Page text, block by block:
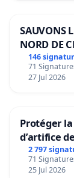
SAUVONS
NORD DE
146
71
27 Jul 2026
Protéger
d’artifice
2 797
71
25 Jul 2026